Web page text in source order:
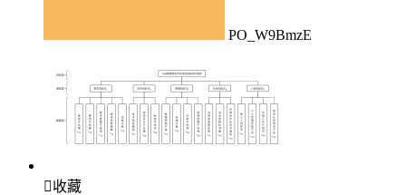
PO_W9BmzE
收藏